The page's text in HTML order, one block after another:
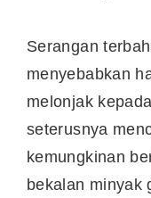
Serangan
menyebabkan
melonjak
seterusnya
kemungkinan
bekalan minyak